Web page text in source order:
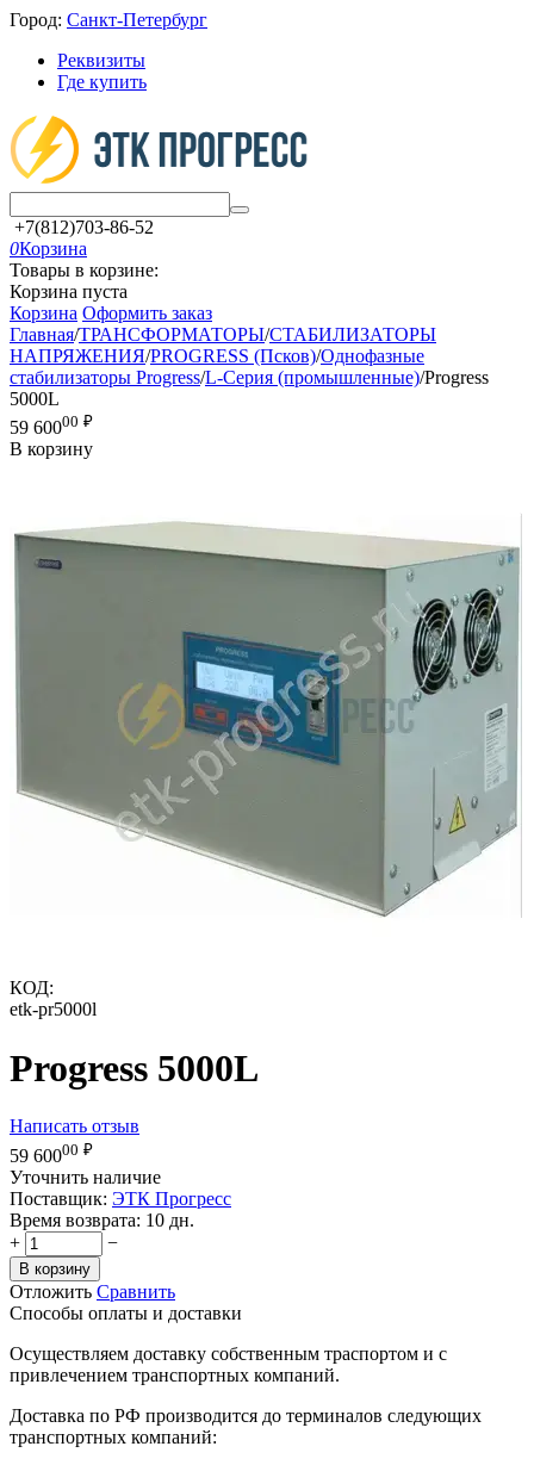
Город: Санкт-Петербург
Реквизиты
Где купить
+7(812)703-86-52
0Корзина
Товары в корзине:
Корзина пуста
Корзина Оформить заказ
Главная/ТРАНСФОРМАТОРЫ/СТАБИЛИЗАТОРЫ
НАПРЯЖЕНИЯ/PROGRESS (Псков)/Однофазные
стабилизаторы Progress/L-Серия (промышленные)/Progress
5000L
59 60000 ₽
В корзину
КОД:
etk-pr5000l
Progress 5000L
Написать отзыв
59 60000 ₽
Уточнить наличие
Поставщик: ЭТК Прогресс
Время возврата: 10 дн.
+
−
В корзину
Отложить Сравнить
Способы оплаты и доставки
Осуществляем доставку собственным траспортом и с
привлечением транспортных компаний.
Доставка по РФ производится до терминалов следующих
транспортных компаний: